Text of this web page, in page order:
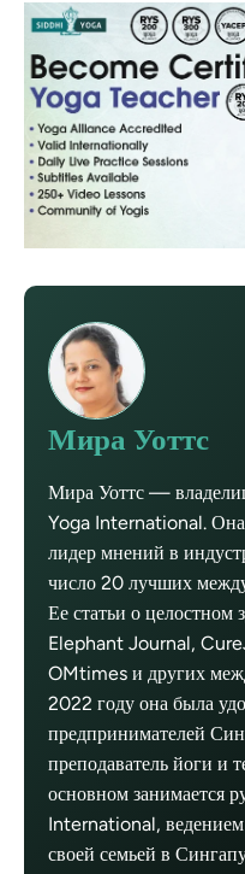
Мира Уоттс
Мира Уоттс —
Yoga International. Она
лидер мнений в
число 20 лучших
Ее статьи о целостном
Elephant Journal,
OMtimes и других
2022 году она была
предпринимателей
преподаватель йоги и
основном занимается
International, ведением
своей семьей в